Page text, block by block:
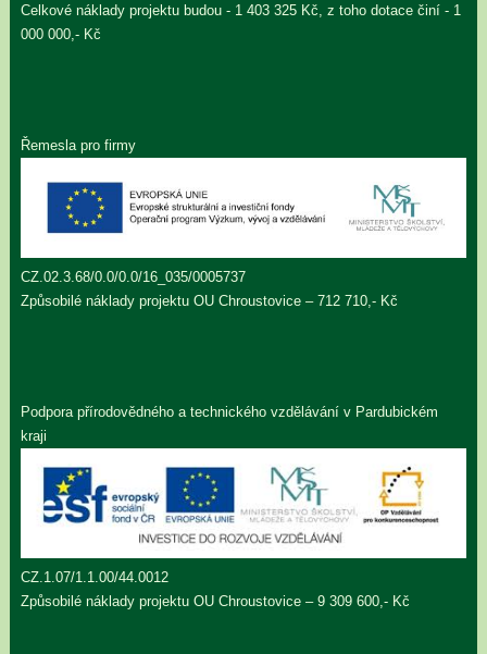
Celkové náklady projektu budou - 1 403 325 Kč, z toho dotace činí - 1
000 000,- Kč
Řemesla pro firmy
CZ.02.3.68/0.0/0.0/16_035/0005737
Způsobilé náklady projektu OU Chroustovice – 712 710,- Kč
Podpora přírodovědného a technického vzdělávání v Pardubickém
kraji
CZ.1.07/1.1.00/44.0012
Způsobilé náklady projektu OU Chroustovice – 9 309 600,- Kč